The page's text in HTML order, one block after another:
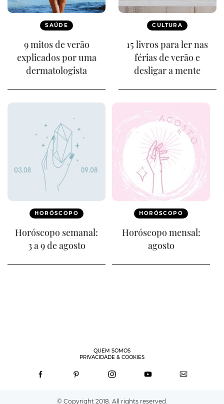
SAÚDE
9 mitos de verão
explicados por uma
dermatologista
CULTURA
15 livros para ler nas
férias de verão e
desligar a mente
HORÓSCOPO
Horóscopo semanal:
3 a 9 de agosto
HORÓSCOPO
Horóscopo mensal:
agosto
QUEM SOMOS
PRIVACIDADE & COOKIES
© Copyright 2018. All rights reserved.